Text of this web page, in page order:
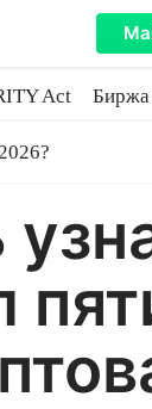
Act